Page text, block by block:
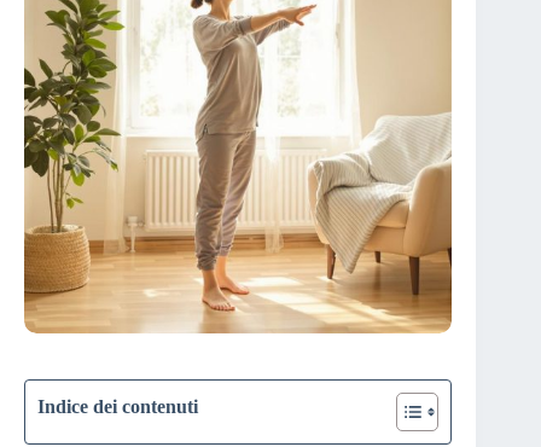
Indice dei contenuti